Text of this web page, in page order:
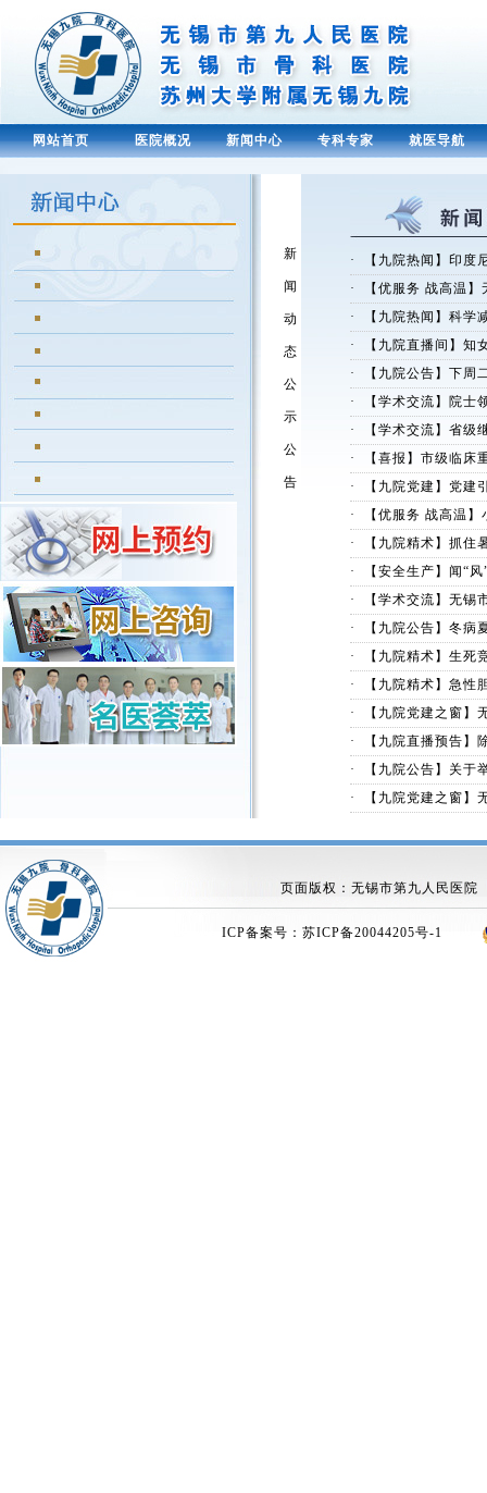
网站首页 医院概况 新闻中心 专科专家 就医导航
新
闻
动
态
公
示
公
告
·
【九院热闻】印度
·
【优服务 战高温
·
【九院热闻】科
·
【九院直播间】知
·
【九院公告】下
·
【学术交流】院
·
【学术交流】省
·
【喜报】市级临床
·
【九院党建】党
·
【优服务 战高温
·
【九院精术】抓住
·
【安全生产】闻“
·
【学术交流】无
·
【九院公告】冬
·
【九院精术】生
·
【九院精术】急
·
【九院党建之窗
·
【九院直播预告】
·
【九院公告】关
·
【九院党建之窗
页面版权：无锡市第九人
ICP备案号： 苏ICP备20044205号-1